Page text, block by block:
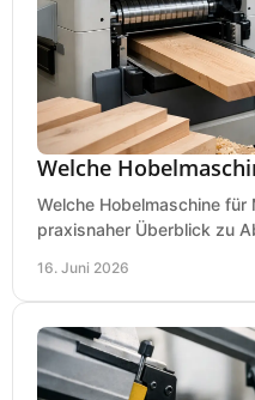
Welche
Welche Hobelmaschine
praxisnaher Überblick zu
16. Juni 2026